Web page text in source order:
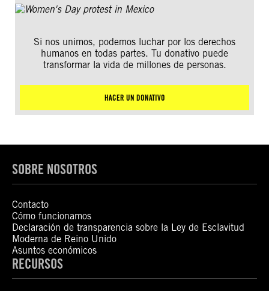
Si nos unimos, podemos luchar por los derechos
humanos en todas partes. Tu donativo puede
transformar la vida de millones de personas.
HACER UN DONATIVO
SOBRE NOSOTROS
Contacto
Cómo funcionamos
Declaración de transparencia sobre la Ley de Esclavitud
Moderna de Reino Unido
Asuntos económicos
RECURSOS